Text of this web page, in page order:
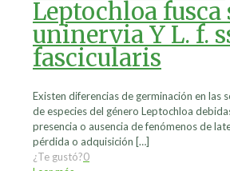
Leptochloa fusca
uninervia Y L. f.
fascicularis
Existen diferencias de germinación en las
de especies del género Leptochloa
presencia o ausencia de fenómenos de
pérdida o adquisición […]
¿Te gustó?0